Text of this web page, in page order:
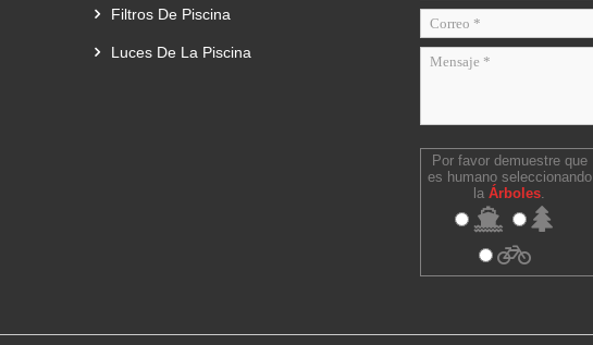
Filtros De Piscina
Luces De La Piscina
Por favor demuestre que
es humano seleccionando
laÁrboles